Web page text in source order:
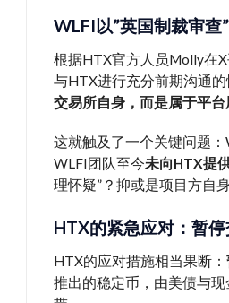
WLFI以”英国制裁审
根据HTX官方人员Molly在
与HTX进行充分前期沟通
交易所自身，而是属于平台
这就触及了一个关键问题
WLFI团队至今未向HTX提
理怀疑”？抑或是项目方自
HTX的紧急应对：暂
HTX的应对措施相当果断：
推出的稳定币，由美债与